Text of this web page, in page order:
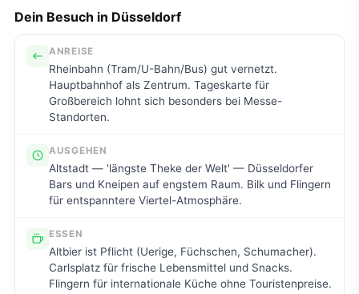
Dein Besuch in Düsseldorf
ANREISE
Rheinbahn (Tram/U-Bahn/Bus) gut vernetzt.
Hauptbahnhof als Zentrum. Tageskarte für
Großbereich lohnt sich besonders bei Messe-
Standorten.
AUSGEHEN
Altstadt — 'längste Theke der Welt' — Düsseldorfer
Bars und Kneipen auf engstem Raum. Bilk und Flingern
für entspanntere Viertel-Atmosphäre.
ESSEN
Altbier ist Pflicht (Uerige, Füchschen, Schumacher).
Carlsplatz für frische Lebensmittel und Snacks.
Flingern für internationale Küche ohne Touristenpreise.